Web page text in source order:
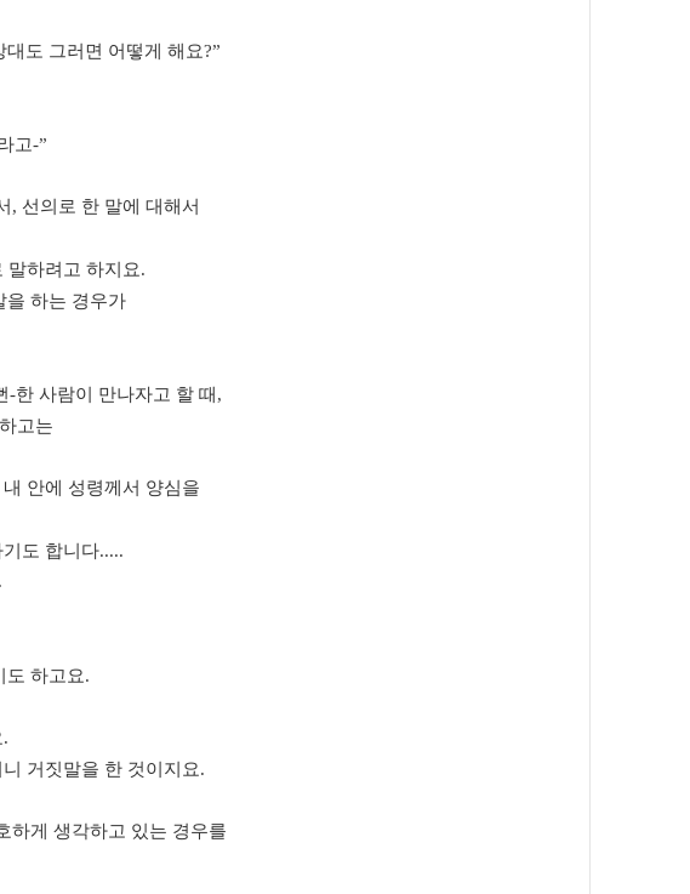
도 그러면 어떻게 해요?”
고-”
, 선의로 한 말에 대해서
말하려고 하지요.
을 하는 경우가
-한 사람이 만나자고 할 때 ,
고는
안에 성령께서 양심을
도 합니다.....
도 하고요.
.
거짓말을 한 것이지요.
하게 생각하고 있는 경우를